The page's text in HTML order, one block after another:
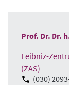
Prof. Dr. Dr.
Leibniz-
(ZAS)
(030)